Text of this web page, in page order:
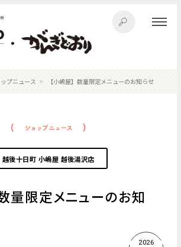
プニュース 【小嶋屋】数量限定メニューのお知らせ
越後十日町 小嶋屋 越後湯沢店
数量限定メニューのお知
2026